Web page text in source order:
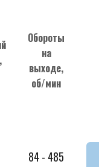
Обороты
на
выходе,
об/мин
84 - 485